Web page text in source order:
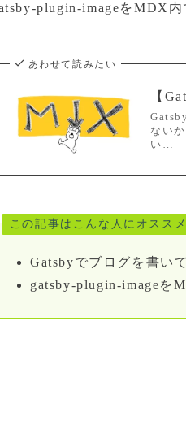
plugin-imageをMDX内
あわせて読みたい
【
ない
い…
この記事はこんな人にオススメ
Gatsbyでブログを書い
gatsby-plugin-imageを